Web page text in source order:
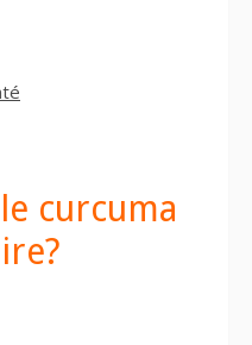
curcuma